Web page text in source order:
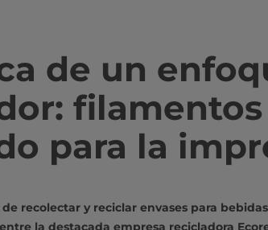
de un
para la
recolectar y reciclar envases para
la destacada empresa recicladora